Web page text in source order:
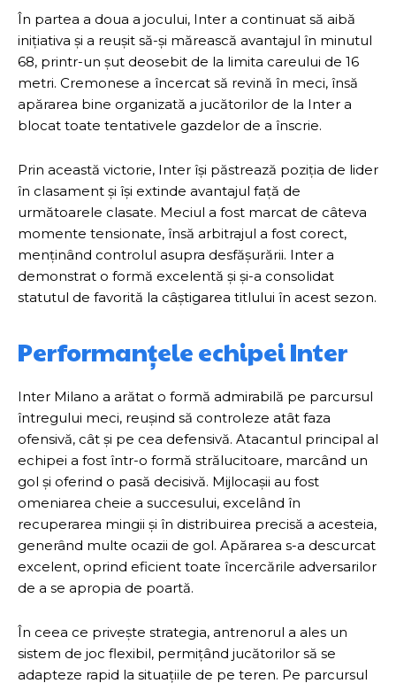
În partea a doua a jocului, Inter a continuat să aibă
inițiativa și a reușit să-și mărească avantajul în minutul
68, printr-un șut deosebit de la limita careului de 16
metri. Cremonese a încercat să revină în meci, însă
apărarea bine organizată a jucătorilor de la Inter a
blocat toate tentativele gazdelor de a înscrie.
Prin această victorie, Inter își păstrează poziția de lider
în clasament și își extinde avantajul față de
următoarele clasate. Meciul a fost marcat de câteva
momente tensionate, însă arbitrajul a fost corect,
menținând controlul asupra desfășurării. Inter a
demonstrat o formă excelentă și și-a consolidat
statutul de favorită la câștigarea titlului în acest sezon.
Performanțele echipei Inter
Inter Milano a arătat o formă admirabilă pe parcursul
întregului meci, reușind să controleze atât faza
ofensivă, cât și pe cea defensivă. Atacantul principal al
echipei a fost într-o formă strălucitoare, marcând un
gol și oferind o pasă decisivă. Mijlocașii au fost
omeniarea cheie a succesului, excelând în
recuperarea mingii și în distribuirea precisă a acesteia,
generând multe ocazii de gol. Apărarea s-a descurcat
excelent, oprind eficient toate încercările adversarilor
de a se apropia de poartă.
În ceea ce privește strategia, antrenorul a ales un
sistem de joc flexibil, permițând jucătorilor să se
adapteze rapid la situațiile de pe teren. Pe parcursul